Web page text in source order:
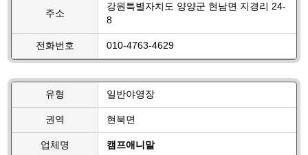
주소
강원특별자치도 양양군 현남면 지경리 24-
8
전화번호 010-4763-4629
유형 일반야영장
권역 현북면
업체명 캠프애니말